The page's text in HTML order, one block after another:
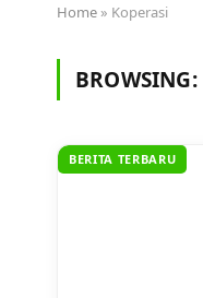
Home » Koperasi
BROWSING:
BERITA TERBARU